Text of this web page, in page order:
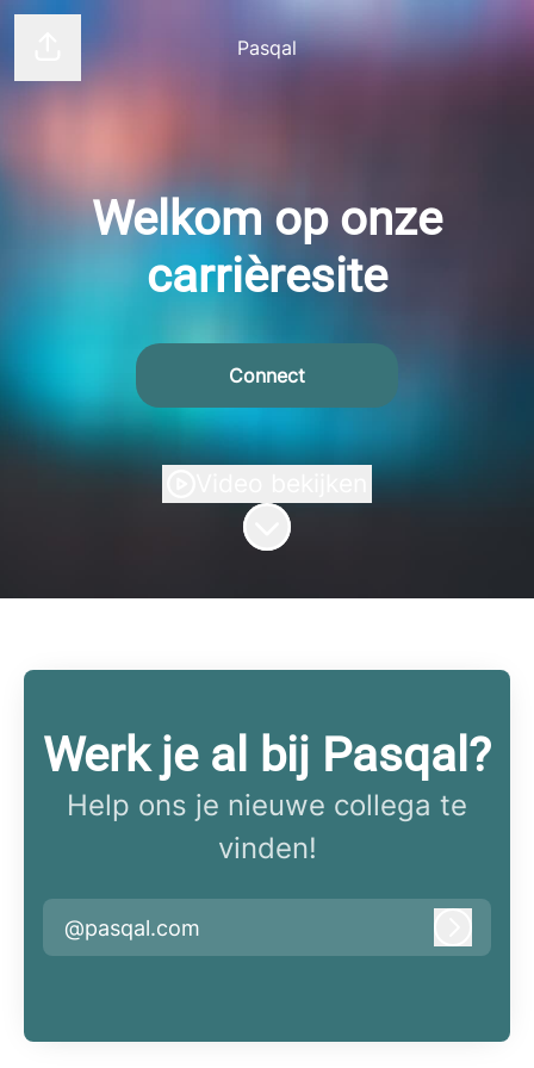
Pasqal
Welkom op onze
carrièresite
Connect
Naar content scrollen
Werk je al bij Pasqal?
Help ons je nieuwe collega te
vinden!
@pasqal.com